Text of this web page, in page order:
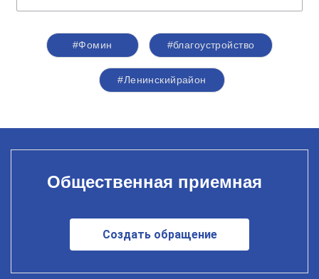
#Фомин #благоустройство
#Ленинскийрайон
Общественная приемная
Создать обращение